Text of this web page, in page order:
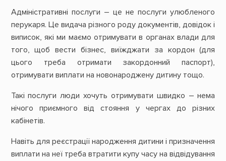
Адміністративні послуги – це не послуги улюбленого
перукаря. Це видача різного роду документів, довідок і
виписок, які ми маємо отримувати в органах влади для
того, щоб вести бізнес, виїжджати за кордон (для
цього треба отримати закордонний паспорт),
отримувати виплати на новонароджену дитину тощо.
Такі послуги люди хочуть отримувати швидко – нема
нічого приємного від стояння у чергах до різних
кабінетів.
Навіть для реєстрації народження дитини і призначення
виплати на неї треба втратити купу часу на відвідування